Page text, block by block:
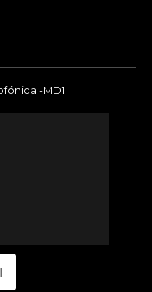
-MD1